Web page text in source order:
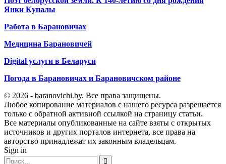
Янки Купалы
Работа в Барановичах
Медицина Барановичей
Digital услуги в Беларуси
Погода в Барановичах и Барановичском районе
© 2026 - baranovichi.by. Все права защищены.
Любое копирование материалов с нашего ресурса разрешается
только с обратной активной ссылкой на страницу статьи.
Все материалы опубликованные на сайте взяты с открытых
источников и других порталов интернета, все права на
авторство принадлежат их законным владельцам.
Sign in